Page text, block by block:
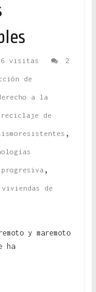
visitas 2
de
a la
reciclaje de
,
,
viviendas de
y maremoto
ha